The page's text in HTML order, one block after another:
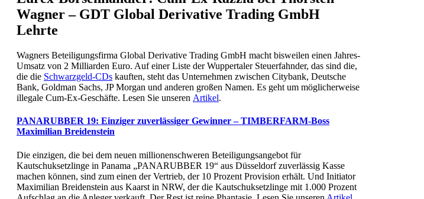
Wagner – GDT Global Derivative Trading GmbH
Lehrte
Wagners Beteiligungsfirma Global Derivative Trading GmbH macht bisweilen einen Jahres-
Umsatz von 2 Milliarden Euro. Auf einer Liste der Wuppertaler Steuerfahnder, das sind die,
die die Schwarzgeld-CDs kauften, steht das Unternehmen zwischen Citybank, Deutsche
Bank, Goldman Sachs, JP Morgan und anderen großen Namen. Es geht um möglicherweise
illegale Cum-Ex-Geschäfte. Lesen Sie unseren Artikel.
PANARUBBER 19: Einziger zuverlässiger Gewinner – TIMBERFARM-Boss
Maximilian Breidenstein
Die einzigen, die bei dem neuen millionenschweren Beteiligungsangebot für
Kautschuksetzlinge in Panama „PANARUBBER 19“ aus Düsseldorf zuverlässig Kasse
machen können, sind zum einen der Vertrieb, der 10 Prozent Provision erhält. Und Initiator
Maximilian Breidenstein aus Kaarst in NRW, der die Kautschuksetzlinge mit 1.000 Prozent